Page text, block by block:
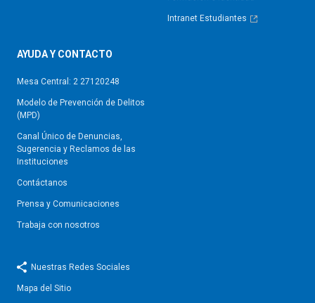
Intranet Estudiantes
AYUDA Y CONTACTO
Mesa Central: 2 27120248
Modelo de Prevención de Delitos
(MPD)
Canal Único de Denuncias,
Sugerencia y Reclamos de las
Instituciones
Contáctanos
Prensa y Comunicaciones
Trabaja con nosotros
Nuestras Redes Sociales
Mapa del Sitio